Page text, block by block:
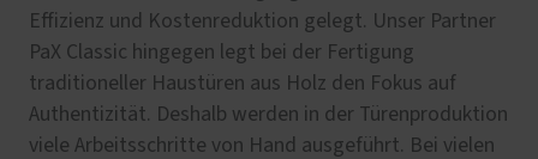
Effizienz und Kostenreduktion gelegt. Unser Partner
PaX Classic hingegen legt bei der Fertigung
traditioneller Haustüren aus Holz den Fokus auf
Authentizität. Deshalb werden in der Türenproduktion
viele Arbeitsschritte von Hand ausgeführt. Bei vielen